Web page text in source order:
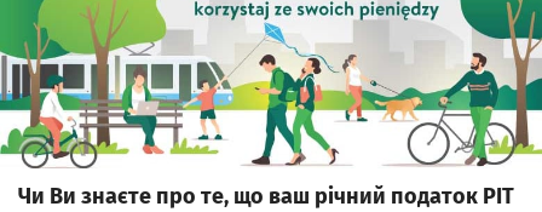
Чи Ви знаєте про те, що ваш річний податок PIT